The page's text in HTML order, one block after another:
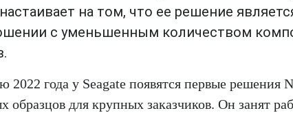
на том, что ее решение
с уменьшенным количеством
2022 года у Seagate появятся первые решения
образцов для крупных заказчиков. Он занят